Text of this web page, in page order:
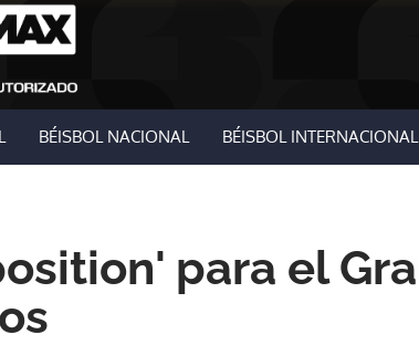
BÉISBOL NACIONAL BÉISBOL INTERNACIONAL
para el